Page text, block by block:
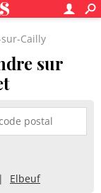
Cailly
sur
Elbeuf